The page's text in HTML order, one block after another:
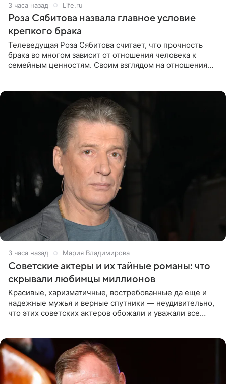
3 часа назад Life.ru
Роза Сябитова назвала главное условие
крепкого брака
Телеведущая Роза Сябитова считает, что прочность
брака во многом зависит от отношения человека к
семейным ценностям. Своим взглядом на отношения
3 часа назад Мария Владимирова
Советские актеры и их тайные романы: что
скрывали любимцы миллионов
Красивые, харизматичные, востребованные да еще и
надежные мужья и верные спутники — неудивительно,
что этих советских актеров обожали и уважали все